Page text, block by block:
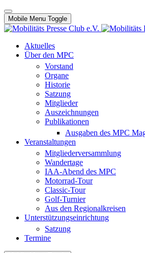
Mobile Menu Toggle
Aktuelles
Über den MPC
Vorstand
Organe
Historie
Satzung
Mitglieder
Auszeichnungen
Publikationen
Ausgaben des MPC
Veranstaltungen
Mitgliederversammlung
Wandertage
IAA-Abend des MPC
Motorrad-Tour
Classic-Tour
Golf-Turnier
Aus den Regionalkreisen
Unterstützungseinrichtung
Satzung
Termine